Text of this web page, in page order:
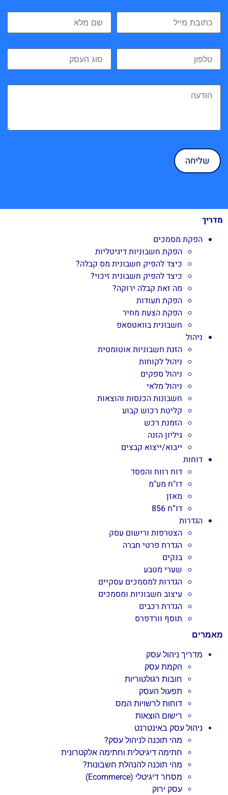
מדריך
הפקת מסמכים
הפקת חשבוניות דיגיטליות
כיצד להפיק חשבונית מס קבלה?
כיצד להפיק חשבונית זיכוי?
מה זאת קבלה ירוקה?
הפקת תעודות
הפקת הצעת מחיר
חשבונית בוואטסאפ
ניהול
הזנת חשבוניות אוטומטית
ניהול לקוחות
ניהול ספקים
ניהול מלאי
חשבונות הכנסות והוצאות
קליטת רכוש קבוע
הזמנת רכש
גיליון הזנה
ייבוא/ייצוא קבצים
דוחות
דוח רווח והפסד
דו"ח מע"מ
מאזן
דו”ח 856
הגדרות
הצטרפות ורישום עסק
הגדרת פרטי חברה
בנקים
שערי מטבע
הגדרות למסמכים עסקיים
עיצוב חשבוניות ומסמכים
הגדרת רכבים
תוסף וורדפרס
מאמרים
מדריך ניהול עסק
הקמת עסק
חובות רגולטוריות
תפעול העסק
דוחות לרשויות המס
רישום הוצאות
ניהול עסק באינטרנט
מהי תוכנה לניהול עסק?
חתימה דיגיטלית וחתימה אלקטרונית
מהי תוכנה להנהלת חשבונות?
מסחר דיגיטלי (Ecommerce)
עסק ירוק